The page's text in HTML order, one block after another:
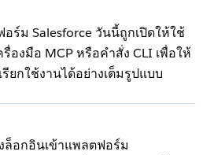
ร์ม Salesforce วันนี้ถูกเปิดให้ใช้
องมือ MCP หรือคำสั่ง CLI เพื่อให้
รียกใช้งานได้อย่างเต็มรูปแบบ
ล็อกอินเข้าแพลตฟอร์ม